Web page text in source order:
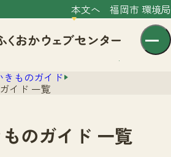
本文へ 福岡市 環境局
介
きものガイド
イド 一覧
のガイド 一覧